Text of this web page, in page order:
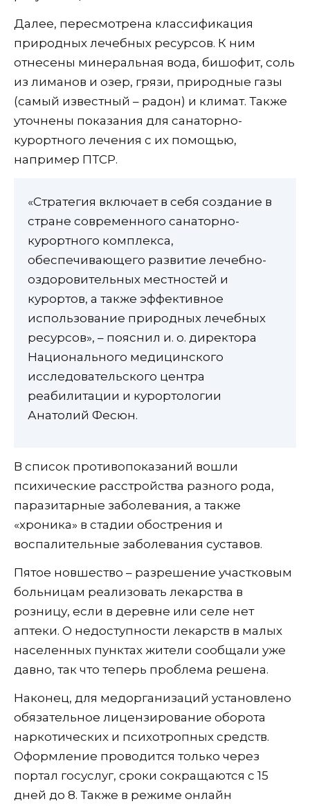
Далее, пересмотрена классификация
природных лечебных ресурсов. К ним
отнесены минеральная вода, бишофит, соль
из лиманов и озер, грязи, природные газы
(самый известный – радон) и климат. Также
уточнены показания для санаторно-
курортного лечения с их помощью,
например ПТСР.
«Стратегия включает в себя создание в
стране современного санаторно-
курортного комплекса,
обеспечивающего развитие лечебно-
оздоровительных местностей и
курортов, а также эффективное
использование природных лечебных
ресурсов», – пояснил и. о. директора
Национального медицинского
исследовательского центра
реабилитации и курортологии
Анатолий Фесюн.
В список противопоказаний вошли
психические расстройства разного рода,
паразитарные заболевания, а также
«хроника» в стадии обострения и
воспалительные заболевания суставов.
Пятое новшество – разрешение участковым
больницам реализовать лекарства в
розницу, если в деревне или селе нет
аптеки. О недоступности лекарств в малых
населенных пунктах жители сообщали уже
давно, так что теперь проблема решена.
Наконец, для медорганизаций установлено
обязательное лицензирование оборота
наркотических и психотропных средств.
Оформление проводится только через
портал госуслуг, сроки сокращаются с 15
дней до 8. Также в режиме онлайн